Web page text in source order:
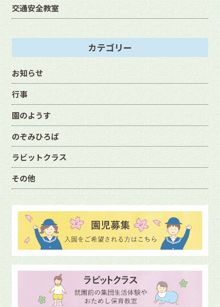
交通安全教室
カテゴリー
お知らせ
行事
園のようす
のぞみひろば
ラビットクラス
その他